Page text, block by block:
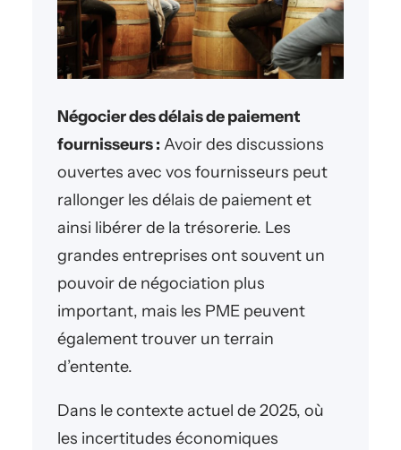
Négocier des délais de paiement
fournisseurs : Avoir des discussions
ouvertes avec vos fournisseurs peut
rallonger les délais de paiement et
ainsi libérer de la trésorerie. Les
grandes entreprises ont souvent un
pouvoir de négociation plus
important, mais les PME peuvent
également trouver un terrain
d’entente.
Dans le contexte actuel de 2025, où
les incertitudes économiques